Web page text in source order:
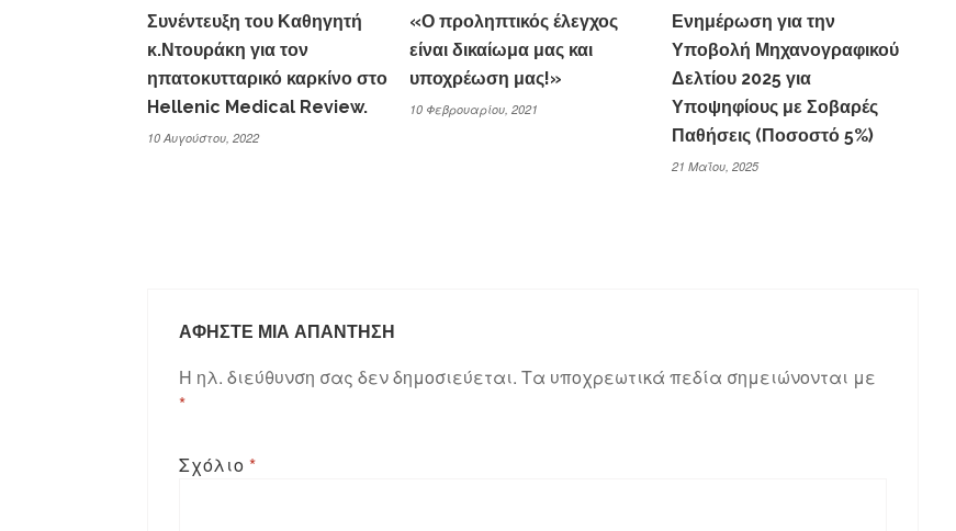
Συνέντευξη του Καθηγητή
κ.Ντουράκη για τον
ηπατοκυτταρικό καρκίνο στο
Hellenic Medical Review.
10 Αυγούστου, 2022
«Ο προληπτικός έλεγχος
είναι δικαίωμα μας και
υποχρέωση μας!»
10 Φεβρουαρίου, 2021
Ενημέρωση για την
Υποβολή Μηχανογραφικού
Δελτίου 2025 για
Υποψηφίους με Σοβαρές
Παθήσεις (Ποσοστό 5%)
21 Μαΐου, 2025
ΑΦΉΣΤΕ ΜΙΑ ΑΠΆΝΤΗΣΗ
Η ηλ. διεύθυνση σας δεν δημοσιεύεται. Τα υποχρεωτικά πεδία σημειώνονται με
*
Σχόλιο *